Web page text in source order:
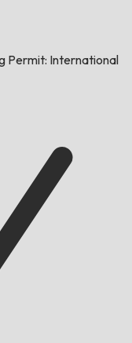
Permit: International